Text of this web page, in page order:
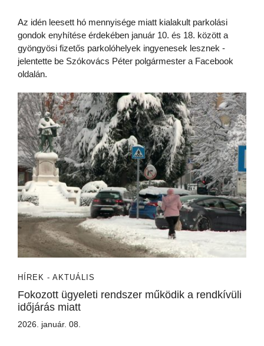
Az idén leesett hó mennyisége miatt kialakult parkolási
gondok enyhítése érdekében január 10. és 18. között a
gyöngyösi fizetős parkolóhelyek ingyenesek lesznek -
jelentette be Szókovács Péter polgármester a Facebook
oldalán.
HÍREK - AKTUÁLIS
Fokozott ügyeleti rendszer működik a rendkívüli
időjárás miatt
2026. január. 08.